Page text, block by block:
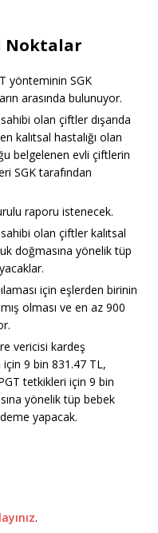
Noktalar
yönteminin SGK
arasında bulunuyor.
olan çiftler dışarıda
kalıtsal hastalığı olan
belgelenen evli çiftlerin
SGK tarafından
raporu istenecek.
olan çiftler kalıtsal
doğmasına yönelik tüp
için eşlerden birinin
olması ve en az 900
vericisi kardeş
9 bin 831.47 TL,
tetkikleri için 9 bin
yönelik tüp bebek
yapacak.
.